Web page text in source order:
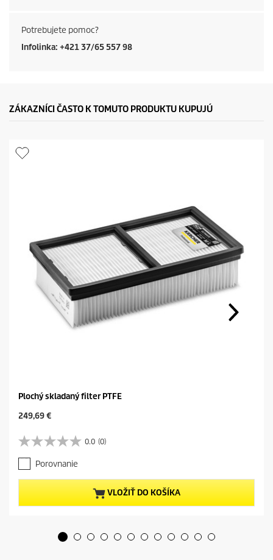
d
t
r
Potrebujete pomoc?
Infolinka: +421 37/65 557 98
ZÁKAZNÍCI ČASTO K TOMUTO PRODUKTU KUPUJÚ
Plochý skladaný filter PTFE
C
r
e
n
t
p
249,69 €
0.0 (0)
0
.
0
z
h
Porovnanie
VLOŽIŤ DO KOŠÍKA